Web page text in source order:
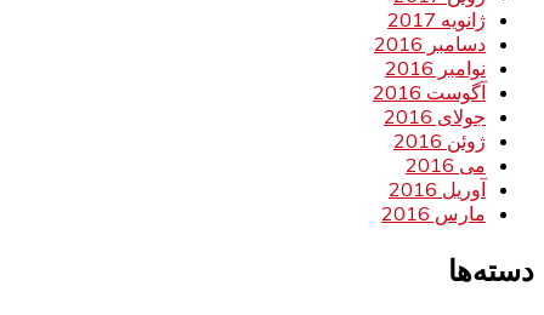
ژانویه 2017
دسامبر 2016
نوامبر 2016
آگوست 2016
جولای 2016
ژوئن 2016
می 2016
آوریل 2016
مارس 2016
دسته‌ها